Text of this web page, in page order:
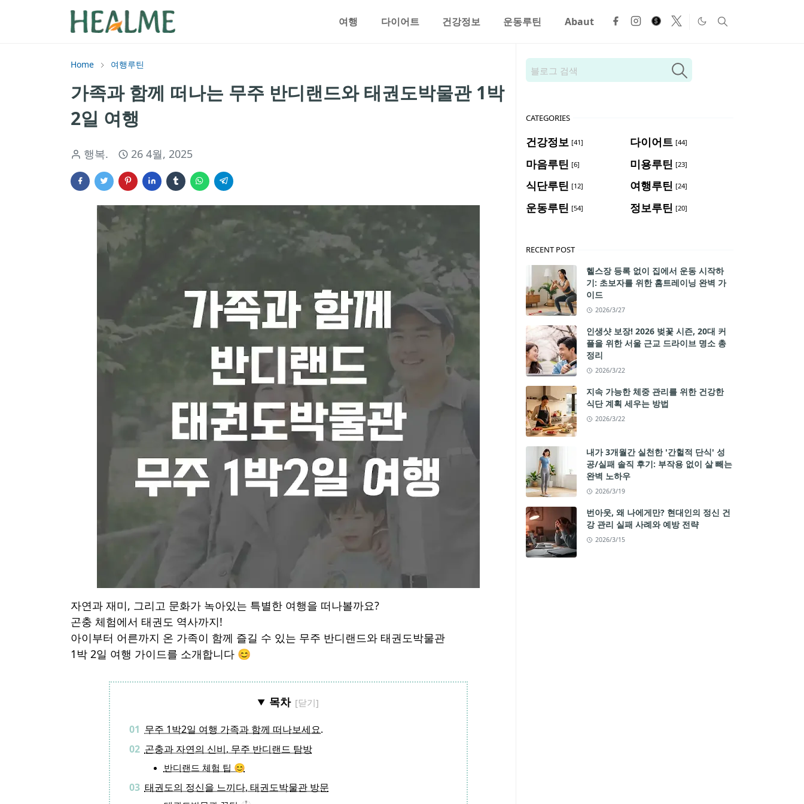
여행 다이어트 건강정보 운동루틴 Abaut
Home 여행루틴
가족과 함께 떠나는 무주 반디랜드와 태권도박물관 1박
2일 여행
행복. 26 4월, 2025
자연과 재미, 그리고 문화가 녹아있는 특별한 여행을 떠나볼까요?
곤충 체험에서 태권도 역사까지!
아이부터 어른까지 온 가족이 함께 즐길 수 있는 무주 반디랜드와 태권도박물관
1박 2일 여행 가이드를 소개합니다 😊
목차
무주 1박2일 여행 가족과 함께 떠나보세요.
곤충과 자연의 신비, 무주 반디랜드 탐방
반디랜드 체험 팁 😊
태권도의 정신을 느끼다, 태권도박물관 방문
CATEGORIES
건강정보 [41] 다이어트 [44]
마음루틴 [6] 미용루틴 [23]
식단루틴 [12] 여행루틴 [24]
운동루틴 [54] 정보루틴 [20]
RECENT POST
헬스장 등록 없이 집에서 운동 시작하
기: 초보자를 위한 홈트레이닝 완벽 가
이드
2026/3/27
인생샷 보장! 2026 벚꽃 시즌, 20대 커
플을 위한 서울 근교 드라이브 명소 총
정리
2026/3/22
지속 가능한 체중 관리를 위한 건강한
식단 계획 세우는 방법
2026/3/22
내가 3개월간 실천한 '간헐적 단식' 성
공/실패 솔직 후기: 부작용 없이 살 빼는
완벽 노하우
2026/3/19
번아웃, 왜 나에게만? 현대인의 정신 건
강 관리 실패 사례와 예방 전략
2026/3/15